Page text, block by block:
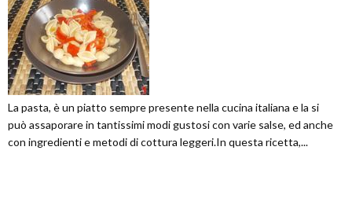
La pasta, è un piatto sempre presente nella cucina italiana e la si
può assaporare in tantissimi modi gustosi con varie salse, ed anche
con ingredienti e metodi di cottura leggeri.In questa ricetta,...